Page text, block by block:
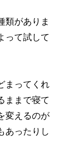
類がありま
って試して
まってくれ
ままで寝て
変えるのが
あったりし